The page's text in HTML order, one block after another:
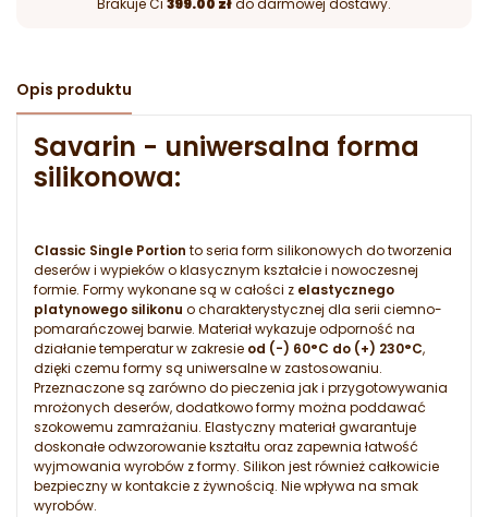
Brakuje Ci 399.00 złdo darmowej dostawy.
Opis produktu
Savarin - uniwersalna forma
silikonowa:
Classic Single Portion to seria form silikonowych do tworzenia
deserów i wypieków o klasycznym kształcie i nowoczesnej
formie. Formy wykonane są w całości z elastycznego
platynowego silikonu o charakterystycznej dla serii ciemno-
pomarańczowej barwie. Materiał wykazuje odporność na
działanie temperatur w zakresie od (-) 60°C do (+) 230°C,
dzięki czemu formy są uniwersalne w zastosowaniu.
Przeznaczone są zarówno do pieczenia jak i przygotowywania
mrożonych deserów, dodatkowo formy można poddawać
szokowemu zamrażaniu. Elastyczny materiał gwarantuje
doskonałe odwzorowanie kształtu oraz zapewnia łatwość
wyjmowania wyrobów z formy. Silikon jest również całkowicie
bezpieczny w kontakcie z żywnością. Nie wpływa na smak
wyrobów.